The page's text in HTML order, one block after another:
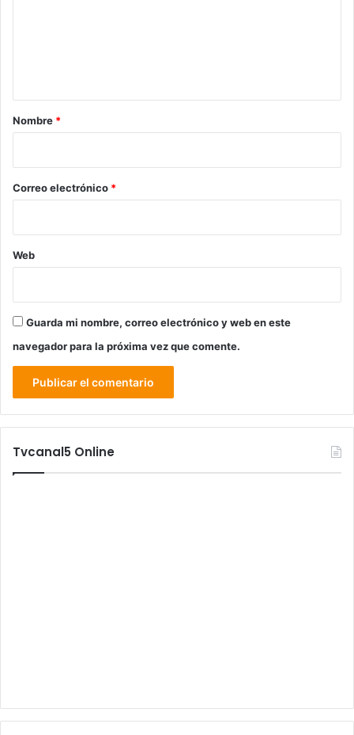
r
*
Nombre *
Correo electrónico *
Web
Guarda mi nombre, correo electrónico y web en este
navegador para la próxima vez que comente.
Tvcanal5 Online